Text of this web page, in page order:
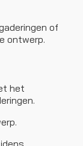
of
ontwerp.
het